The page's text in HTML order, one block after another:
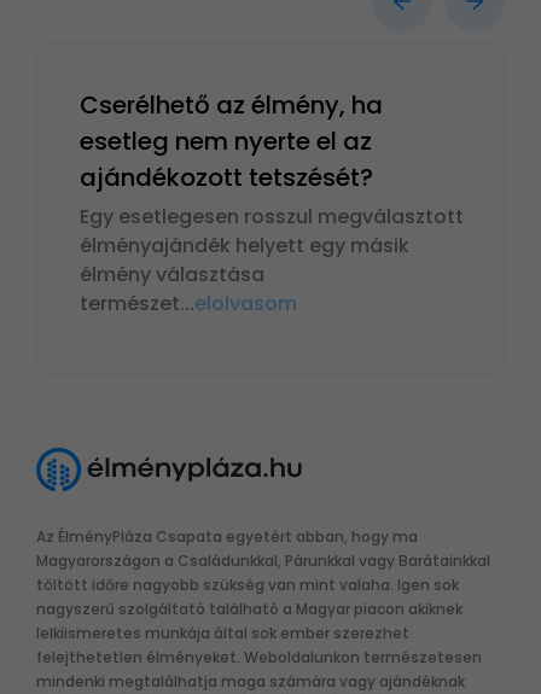
Cserélhető az élmény, ha
esetleg nem nyerte el az
ajándékozott tetszését?
Egy esetlegesen rosszul megválasztott
élményajándék helyett egy másik
élmény választása
természet...elolvasom
Az ÉlményPláza Csapata egyetért abban, hogy ma
Magyarországon a Családunkkal, Párunkkal vagy Barátainkkal
töltött időre nagyobb szükség van mint valaha. Igen sok
nagyszerű szolgáltató található a Magyar piacon akiknek
lelkiismeretes munkája által sok ember szerezhet
felejthetetlen élményeket. Weboldalunkon természetesen
mindenki megtalálhatja maga számára vagy ajándéknak